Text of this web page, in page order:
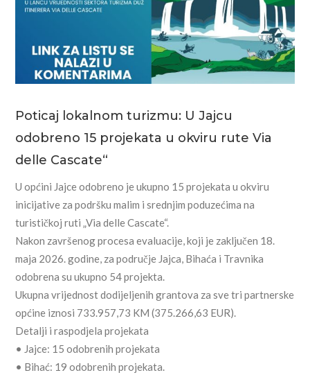
Poticaj lokalnom turizmu: U Jajcu
odobreno 15 projekata u okviru rute Via
delle Cascate“
U općini Jajce odobreno je ukupno 15 projekata u okviru
inicijative za podršku malim i srednjim poduzećima na
turističkoj ruti „Via delle Cascate“.
Nakon završenog procesa evaluacije, koji je zaključen 18.
maja 2026. godine, za područje Jajca, Bihaća i Travnika
odobrena su ukupno 54 projekta.
Ukupna vrijednost dodijeljenih grantova za sve tri partnerske
općine iznosi 733.957,73 KM (375.266,63 EUR).
Detalji i raspodjela projekata
• Jajce: 15 odobrenih projekata
• Bihać: 19 odobrenih projekata.